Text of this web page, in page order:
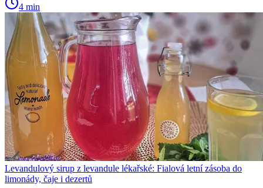
4 min
Levandulový sirup z levandule lékařské: Fialová letní zásoba do
limonády, čaje i dezertů